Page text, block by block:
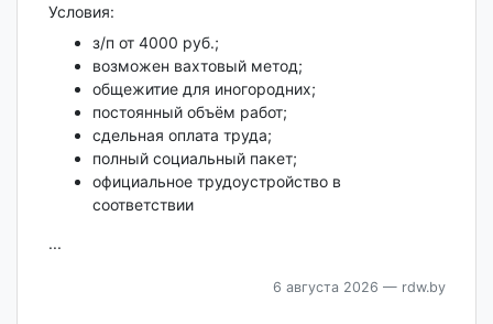
Условия:
з/п от 4000 руб.;
возможен вахтовый метод;
общежитие для иногородних;
постоянный объём работ;
сдельная оплата труда;
полный социальный пакет;
официальное трудоустройство в
соответствии
...
6 августа 2026 — rdw.by